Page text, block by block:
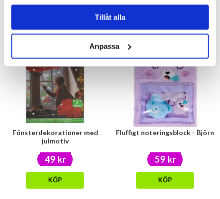
Tillåt alla
Anpassa
Fönsterdekorationer med
julmotiv
49 kr
KÖP
Fluffigt noteringsblock - Björn
59 kr
KÖP